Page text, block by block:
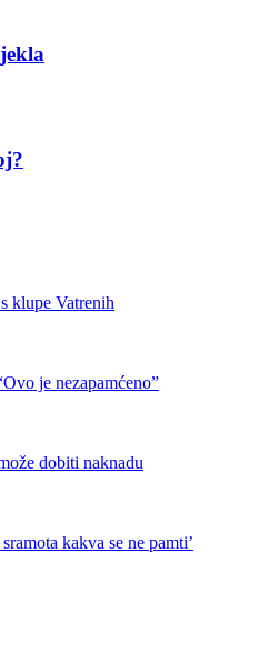
klupe Vatrenih
je nezapamćeno”
dobiti naknadu
kakva se ne pamti’